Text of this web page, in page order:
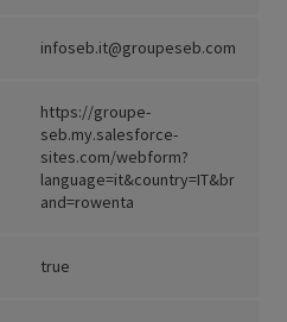
infoseb.it@groupeseb.com
https://groupe-
seb.my.salesforce-
sites.com/webform?
language=it&country=IT&br
and=rowenta
true